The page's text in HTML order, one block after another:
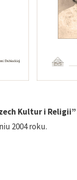
Kultur i Religii”
2004 roku.